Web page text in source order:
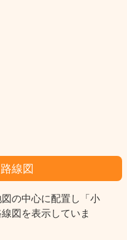
線図
図の中心に配置し「小
図を表示していま